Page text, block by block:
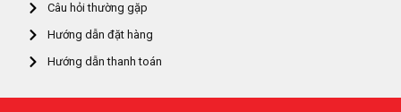
Câu hỏi thường gặp
Hướng dẫn đặt hàng
Hướng dẫn thanh toán